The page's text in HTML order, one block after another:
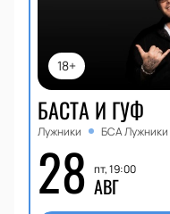
18+
БАСТА И ГУФ
Лужники БСА Лужники
28 пт, 19:00
АВГ